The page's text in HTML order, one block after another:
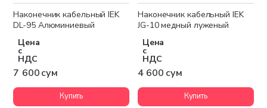
Наконечник кабельный IEK
DL-95 Алюминиевый
Цена
с
НДС
7 600 сум
Купить
Наконечник кабельный IEK
JG-10 медный луженый
Цена
с
НДС
4 600 сум
Купить